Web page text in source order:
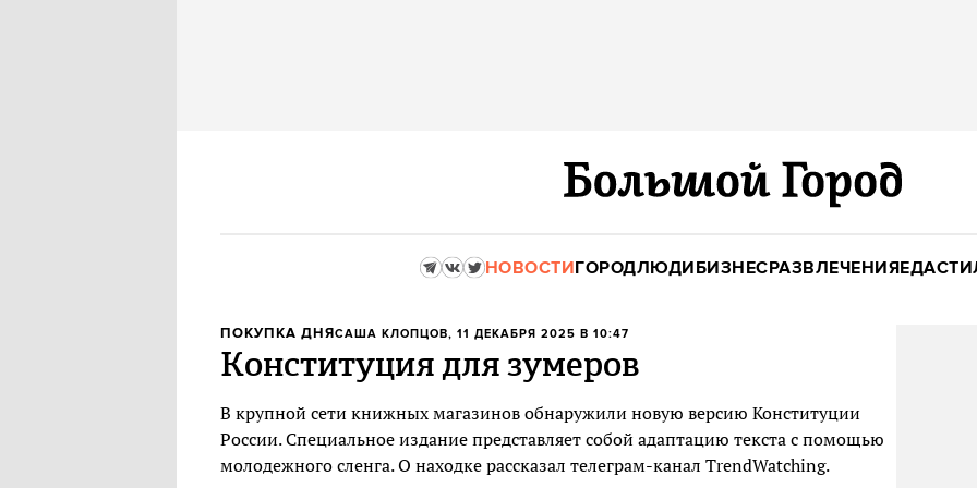
НОВОСТИГОРОДЛЮДИБИЗНЕСРАЗВЛЕЧЕНИЯЕДА
ПОКУПКА ДНЯСАША КЛОПЦОВ, 11 ДЕКАБРЯ 2025 В 10:47
Конституция для зумеров
В крупной сети книжных магазинов обнаружили новую версию Конституции
России. Специальное издание представляет собой адаптацию текста с помощью
молодежного сленга. О находке рассказал телеграм-канал TrendWatching.